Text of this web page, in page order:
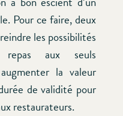
Pour ce faire, deux
les possibilités
repas aux seuls
la valeur
de validité pour
restaurateurs.